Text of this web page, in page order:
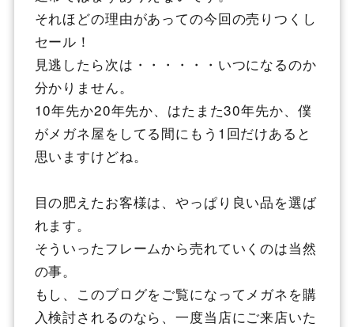
それほどの理由があっての今回の売りつくし
セール！
見逃したら次は・・・・・・いつになるのか
分かりません。
10年先か20年先か、はたまた30年先か、僕
がメガネ屋をしてる間にもう1回だけあると
思いますけどね。
目の肥えたお客様は、やっぱり良い品を選ば
れます。
そういったフレームから売れていくのは当然
の事。
もし、このブログをご覧になってメガネを購
入検討されるのなら、一度当店にご来店いた